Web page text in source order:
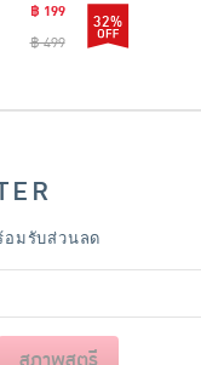
฿ 199
฿ 499
32%
มรับส่วนลด